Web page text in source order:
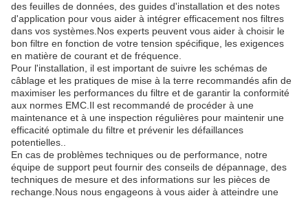
des feuilles de données, des guides d'installation et des notes
d'application pour vous aider à intégrer efficacement nos filtres
dans vos systèmes.Nos experts peuvent vous aider à choisir le
bon filtre en fonction de votre tension spécifique, les exigences
en matière de courant et de fréquence.
Pour l'installation, il est important de suivre les schémas de
câblage et les pratiques de mise à la terre recommandés afin de
maximiser les performances du filtre et de garantir la conformité
aux normes EMC.Il est recommandé de procéder à une
maintenance et à une inspection régulières pour maintenir une
efficacité optimale du filtre et prévenir les défaillances
potentielles..
En cas de problèmes techniques ou de performance, notre
équipe de support peut fournir des conseils de dépannage, des
techniques de mesure et des informations sur les pièces de
rechange.Nous nous engageons à vous aider à atteindre une